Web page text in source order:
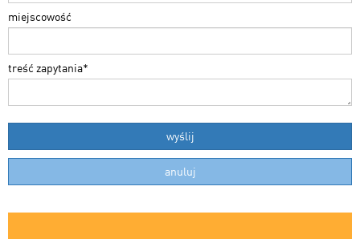
miejscowość
treść zapytania*